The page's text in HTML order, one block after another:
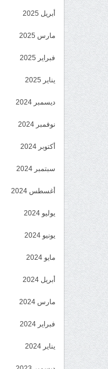
أبريل 2025
مارس 2025
فبراير 2025
يناير 2025
ديسمبر 2024
نوفمبر 2024
أكتوبر 2024
سبتمبر 2024
أغسطس 2024
يوليو 2024
يونيو 2024
مايو 2024
أبريل 2024
مارس 2024
فبراير 2024
يناير 2024